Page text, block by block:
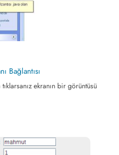
Bağlantısı
ekranın bir görüntüsü